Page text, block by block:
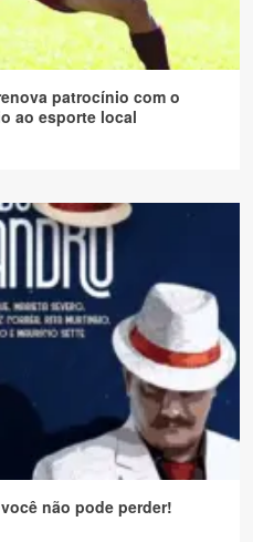
patrocínio com o
ao esporte local
não pode perder!